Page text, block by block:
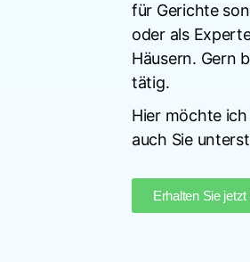
für Gerichte
oder als
Häusern. Gern
tätig.
Hier möchte
auch Sie
Erhalten Sie